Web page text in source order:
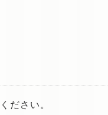
ださい。